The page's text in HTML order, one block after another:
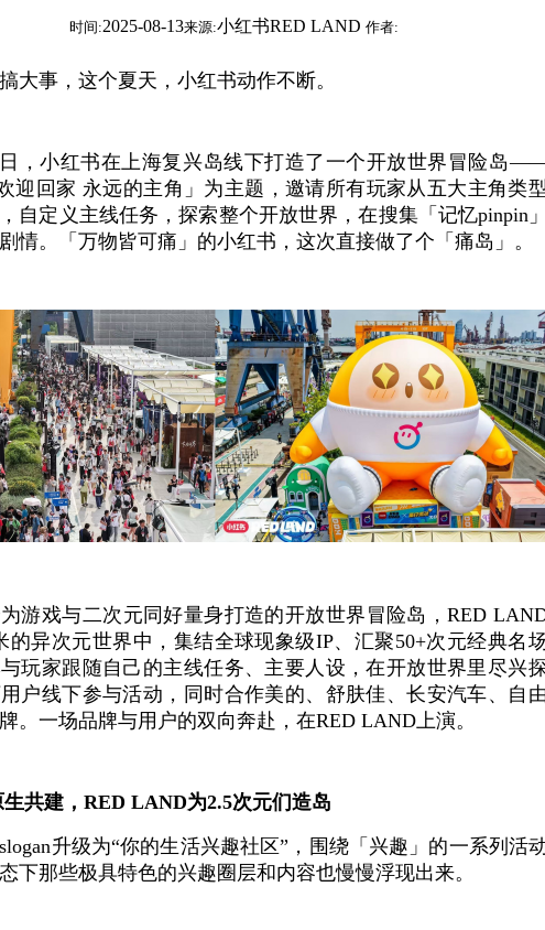
时间:2025-08-13来源:小红书RED LAND 作者:
大事，这个夏天，小红书动作不断。
，小红书在上海复兴岛线下打造了一个开放世界冒险岛
迎回家 永远的主角」为主题，邀请所有玩家从五大主角类
自定义主线任务，探索整个开放世界，在搜集「记忆pinpin
情。「万物皆可痛」的小红书，这次直接做了个「痛岛」。
游戏与二次元同好量身打造的开放世界冒险岛，RED
的异次元世界中，集结全球现象级IP、汇聚50+次元经典名
玩家跟随自己的主线任务、主要人设，在开放世界里尽兴探
户线下参与活动，同时合作美的、舒肤佳、长安汽车、自
。一场品牌与用户的双向奔赴，在RED LAND上演。
共建，RED LAND为2.5次元们造岛
升级为“你的生活兴趣社区”，围绕「兴趣」的一系列活
下那些极具特色的兴趣圈层和内容也慢慢浮现出来。